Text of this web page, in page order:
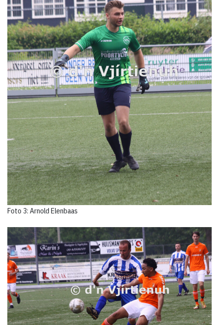
Foto 3: Arnold Elenbaas